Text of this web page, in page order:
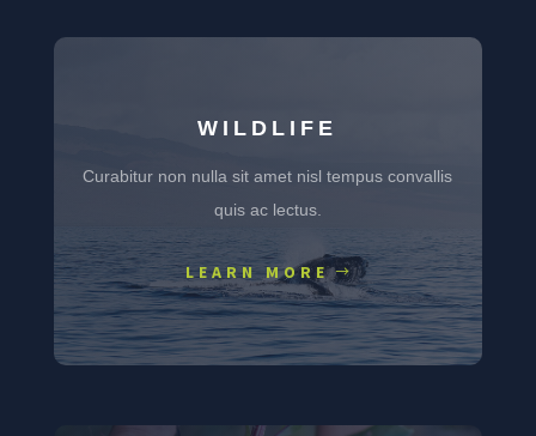
WILDLIFE
Curabitur non nulla sit amet nisl tempus convallis
quis ac lectus.
LEARN MORE